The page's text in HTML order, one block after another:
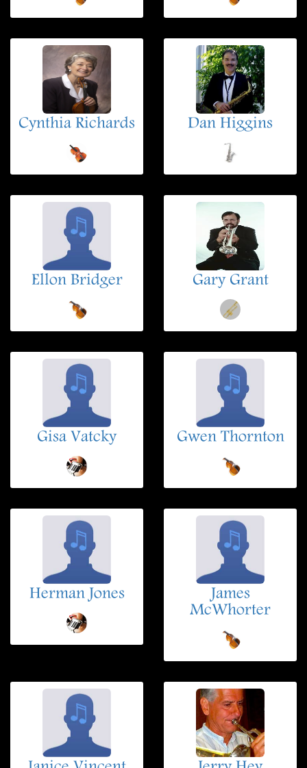
Cynthia Richards Dan Higgins
Ellon Bridger Gary Grant
Gisa Vatcky Gwen Thornton
Herman Jones
James
McWhorter